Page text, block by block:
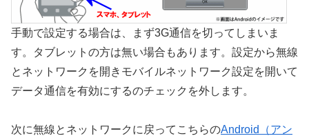
手動で設定する場合は、まず3G通信を切ってしまいま
す。タブレットの方は無い場合もあります。設定から無線
とネットワークを開きモバイルネットワーク設定を開いて
データ通信を有効にするのチェックを外します。
次に無線とネットワークに戻ってこちらのAndroid（アン